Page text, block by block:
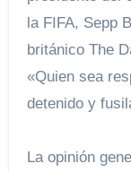
la FIFA, Sepp
británico The
«Quien sea
detenido y
La opinión